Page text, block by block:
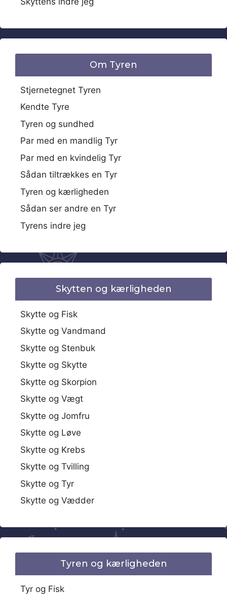
Om Tyren
Stjernetegnet Tyren
Kendte Tyre
Tyren og sundhed
Par med en mandlig Tyr
Par med en kvindelig Tyr
Sådan tiltrækkes en Tyr
Tyren og kærligheden
Sådan ser andre en Tyr
Tyrens indre jeg
Skytten og kærligheden
Skytte og Fisk
Skytte og Vandmand
Skytte og Stenbuk
Skytte og Skytte
Skytte og Skorpion
Skytte og Vægt
Skytte og Jomfru
Skytte og Løve
Skytte og Krebs
Skytte og Tvilling
Skytte og Tyr
Skytte og Vædder
Tyren og kærligheden
Tyr og Fisk